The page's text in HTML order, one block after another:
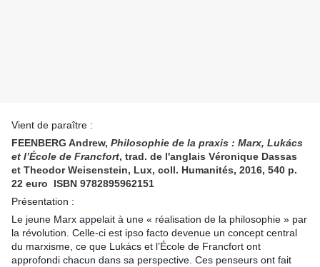
Vient de paraître :
FEENBERG Andrew, Philosophie de la praxis : Marx, Lukács
et l’École de Francfort, trad. de l'anglais Véronique Dassas
et Theodor Weisenstein, Lux, coll. Humanités, 2016, 540 p.
22 euro ISBN 9782895962151
Présentation :
Le jeune Marx appelait à une « réalisation de la philosophie » par
la révolution. Celle-ci est ipso facto devenue un concept central
du marxisme, ce que Lukács et l’École de Francfort ont
approfondi chacun dans sa perspective. Ces penseurs ont fait